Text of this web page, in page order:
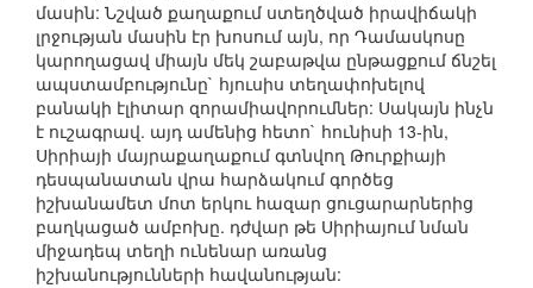
մասին: Նշված քաղաքում ստեղծված իրավիճակի
լրջության մասին էր խոսում այն, որ Դամասկոսը
կարողացավ միայն մեկ շաբաթվա ընթացքում ճնշել
ապստամբությունը` հյուսիս տեղափոխելով
բանակի էլիտար զորամիավորումներ: Սակայն ինչն
է ուշագրավ. այդ ամենից հետո` հունիսի 13-ին,
Սիրիայի մայրաքաղաքում գտնվող Թուրքիայի
դեսպանատան վրա հարձակում գործեց
իշխանամետ մոտ երկու հազար ցուցարարներից
բաղկացած ամբոխը. դժվար թե Սիրիայում նման
միջադեպ տեղի ունենար առանց
իշխանությունների հավանության: